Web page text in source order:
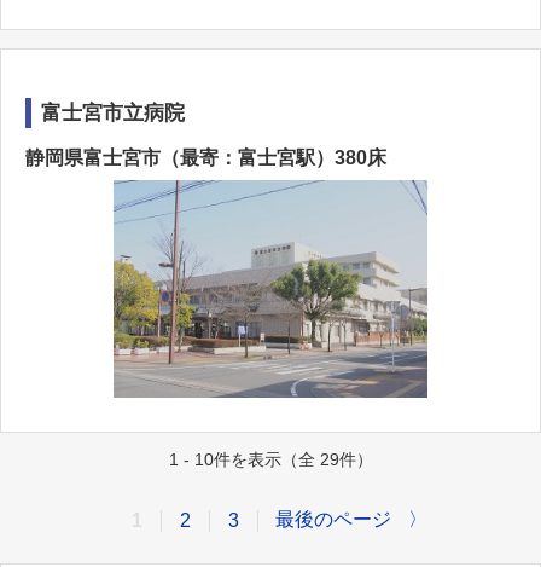
富士宮市立病院
静岡県富士宮市（最寄：富士宮駅）380床
1 - 10件を表示（全 29件）
2 3 最後のページ 〉